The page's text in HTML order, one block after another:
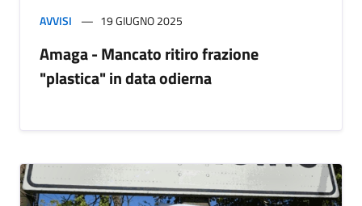
AVVISI 19 GIUGNO 2025
Amaga - Mancato ritiro frazione
"plastica" in data odierna